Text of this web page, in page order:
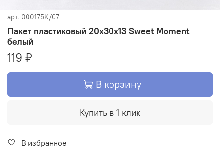
арт. 000175K/07
Пакет пластиковый 20х30х13 Sweet Moment
белый
119 ₽
В корзину
Купить в 1 клик
В избранное